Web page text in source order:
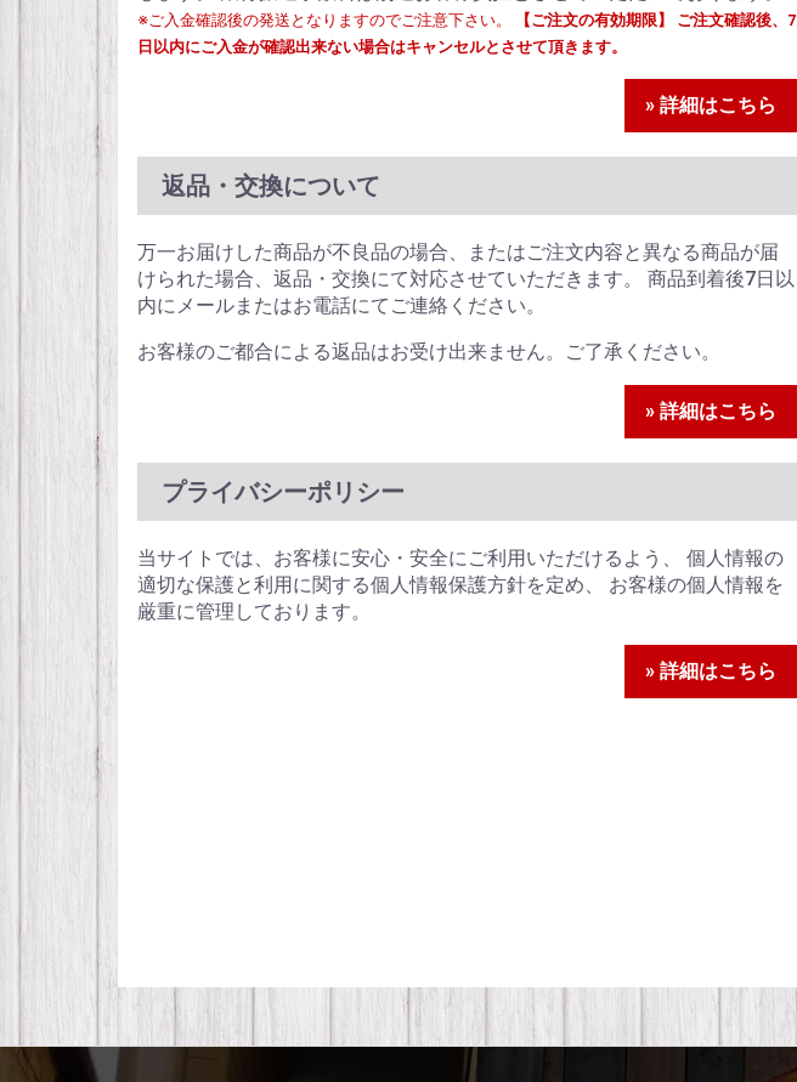
※ご入金確認後の発送となりますのでご注意下さい。
【ご注文の有効期限】 ご注文確認後、7
日以内にご入金が確認出来ない場合はキャンセルとさせて頂きます。
» 詳細はこちら
返品・交換について
万一お届けした商品が不良品の場合、またはご注文内容と異なる商品が届
けられた場合、返品・交換にて対応させていただきます。 商品到着後7日以
内にメールまたはお電話にてご連絡ください。
お客様のご都合による返品はお受け出来ません。ご了承ください。
» 詳細はこちら
プライバシーポリシー
当サイトでは、お客様に安心・安全にご利用いただけるよう、 個人情報の
適切な保護と利用に関する個人情報保護方針を定め、 お客様の個人情報を
厳重に管理しております。
» 詳細はこちら